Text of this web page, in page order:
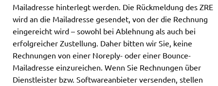
Mailadresse hinterlegt werden. Die Rückmeldung des ZRE
wird an die Mailadresse gesendet, von der die Rechnung
eingereicht wird – sowohl bei Ablehnung als auch bei
erfolgreicher Zustellung. Daher bitten wir Sie, keine
Rechnungen von einer Noreply- oder einer Bounce-
Mailadresse einzureichen. Wenn Sie Rechnungen über
Dienstleister bzw. Softwareanbieter versenden, stellen